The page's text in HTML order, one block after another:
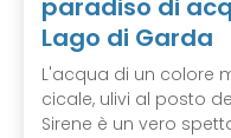
paradiso di
Lago di Garda
L'acqua di un colore
cicale, ulivi al posto
Sirene è un vero